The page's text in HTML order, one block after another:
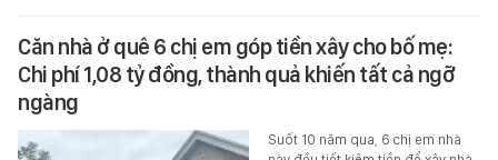
Căn nhà ở quê 6 chị em góp tiền xây cho bố mẹ:
Chi phí 1,08 tỷ đồng, thành quả khiến tất cả ngỡ
ngàng
Suốt 10 năm qua, 6 chị em nhà